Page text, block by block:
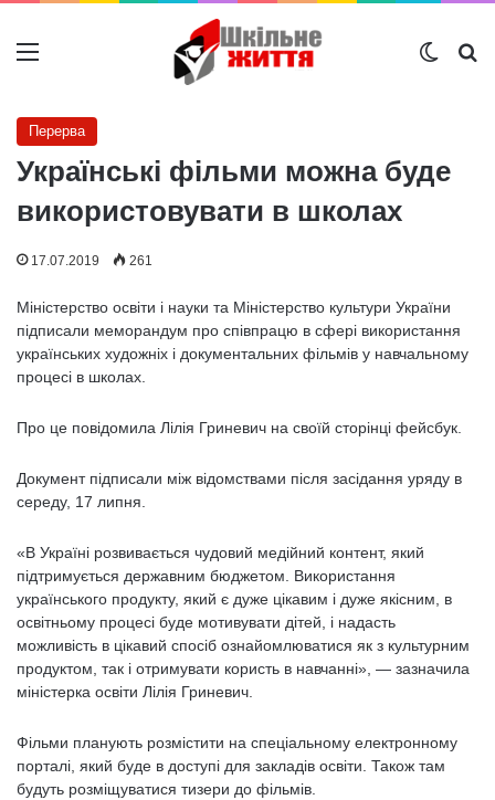
Меню
Перерва
Українські фільми можна буде
використовувати в школах
17.07.2019 261
Міністерство освіти і науки та Міністерство культури України
підписали меморандум про співпрацю в сфері використання
українських художніх і документальних фільмів у навчальному
процесі в школах.
Про це повідомила Лілія Гриневич на своїй сторінці фейсбук.
Документ підписали між відомствами після засідання уряду в
середу, 17 липня.
«В Україні розвивається чудовий медійний контент, який
підтримується державним бюджетом. Використання
українського продукту, який є дуже цікавим і дуже якісним, в
освітньому процесі буде мотивувати дітей, і надасть
можливість в цікавий спосіб ознайомлюватися як з культурним
продуктом, так і отримувати користь в навчанні», — зазначила
міністерка освіти Лілія Гриневич.
Фільми планують розмістити на спеціальному електронному
порталі, який буде в доступі для закладів освіти. Також там
будуть розміщуватися тизери до фільмів.